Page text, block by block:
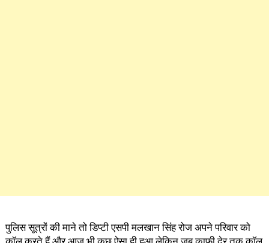
पुलिस सूत्रों की माने तो डिप्टी एसपी मलखान सिंह रोज अपने परिवार को